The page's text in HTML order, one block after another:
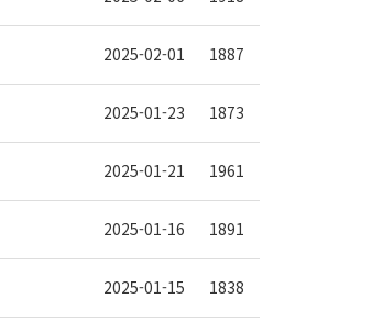
2025-02-01 1887
2025-01-23 1873
2025-01-21 1961
2025-01-16 1891
2025-01-15 1838